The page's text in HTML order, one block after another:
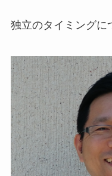
独立のタイミングに